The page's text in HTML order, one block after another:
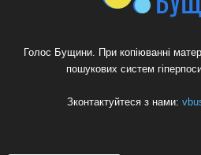
Голос Бущини. При копіюванні
пошукових систем
Зконтактуйтеся з нами: